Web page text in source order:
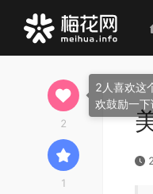
2
1
2人喜欢这
欢鼓励一下